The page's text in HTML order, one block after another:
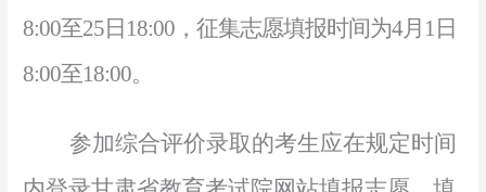
8:00至25 日 18:00 ，征集志愿填报时间为4月 1 日
8:00至18:00。
参加综合评价录取的考生应在规定时间